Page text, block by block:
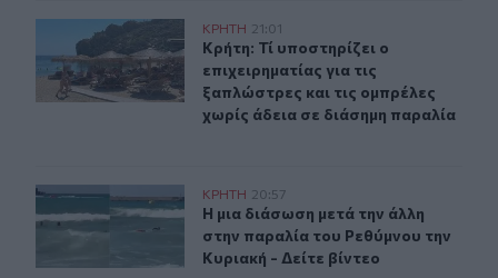
Κρήτη: Τί υποστηρίζει ο επιχειρηματίας για τις
ΚΡΗΤΗ 21:01
Κρήτη: Τί υποστηρίζει ο
Κρήτη: Τί υποστηρίζει ο
επιχειρηματίας για τις
ξαπλώστρες και τις ομπρέλες
χωρίς άδεια σε διάσημη παραλία
Η μια διάσωση μετά την άλλη στην παραλία του
ΚΡΗΤΗ 20:57
Η μια διάσωση μετά την άλλη στην
Η μια διάσωση μετά την άλλη
στην παραλία του Ρεθύμνου την
Κυριακή - Δείτε βίντεο